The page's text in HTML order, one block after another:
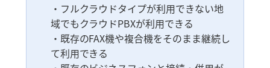
・フルクラウドタイプが利用できない地
域でもクラウドPBXが利用できる
・既存のFAX機や複合機をそのまま継続し
て利用できる